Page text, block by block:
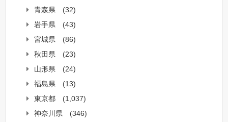
青森県
(32)
岩手県
(43)
宮城県
(86)
秋田県
(23)
山形県
(24)
福島県
(13)
東京都
(1,037)
神奈川県
(346)